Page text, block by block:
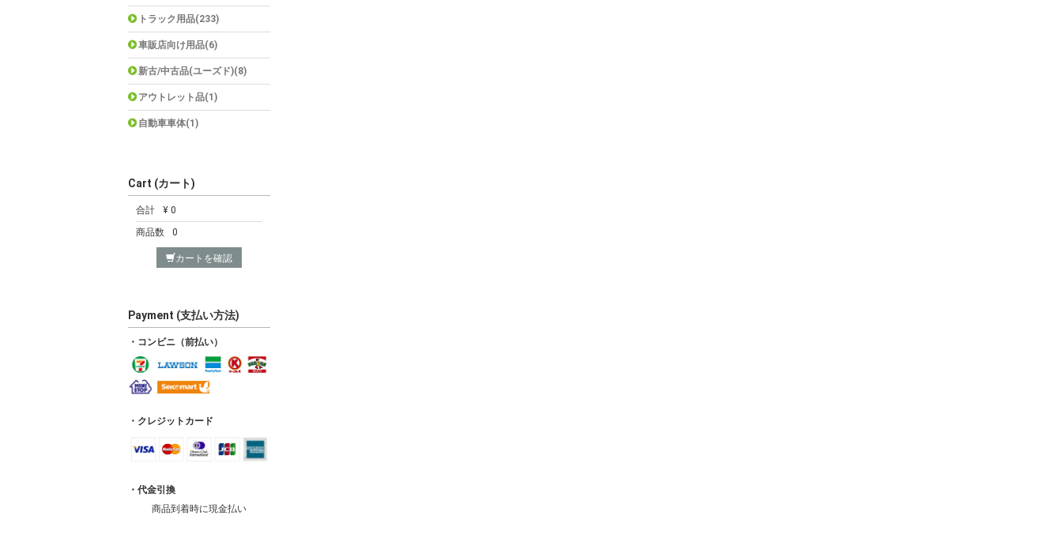
トラック用品(233)
車販店向け用品(6)
新古/中古品(ユーズド)(8)
アウトレット品(1)
自動車車体(1)
Cart (カート)
合計
¥ 0
商品数
0
カートを確認
Payment (支払い方法)
・コンビニ（前払い）
・クレジットカード
・代金引換
商品到着時に現金払い